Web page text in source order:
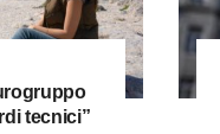
tecnici”